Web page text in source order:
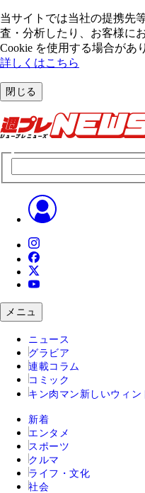
当サイトでは当社の提携先
査・分析したり、お客様に
Cookie を使⽤する場合があ
詳しくはこちら
閉じる
メニュ
ニュース
グラビア
連載コラム
コミック
キン肉マン 新しいウィン
新着
エンタメ
スポーツ
クルマ
ライフ・文化
社会